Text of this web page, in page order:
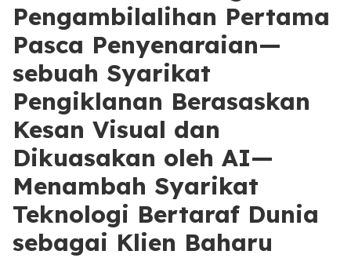
Pengambilalihan Pertama
Pasca Penyenaraian—
sebuah Syarikat
Pengiklanan Berasaskan
Kesan Visual dan
Dikuasakan oleh AI—
Menambah Syarikat
Teknologi Bertaraf Dunia
sebagai Klien Baharu